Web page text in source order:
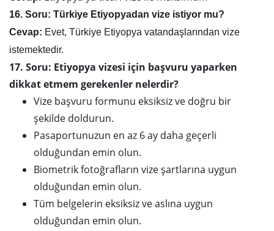
16. Soru: Türkiye Etiyopyadan vize istiyor mu?
Cevap: Evet, Türkiye Etiyopya vatandaşlarından vize
istemektedir.
17. Soru: Etiyopya vizesi için başvuru yaparken
dikkat etmem gerekenler nelerdir?
Vize başvuru formunu eksiksiz ve doğru bir
şekilde doldurun.
Pasaportunuzun en az 6 ay daha geçerli
olduğundan emin olun.
Biometrik fotoğrafların vize şartlarına uygun
olduğundan emin olun.
Tüm belgelerin eksiksiz ve aslına uygun
olduğundan emin olun.